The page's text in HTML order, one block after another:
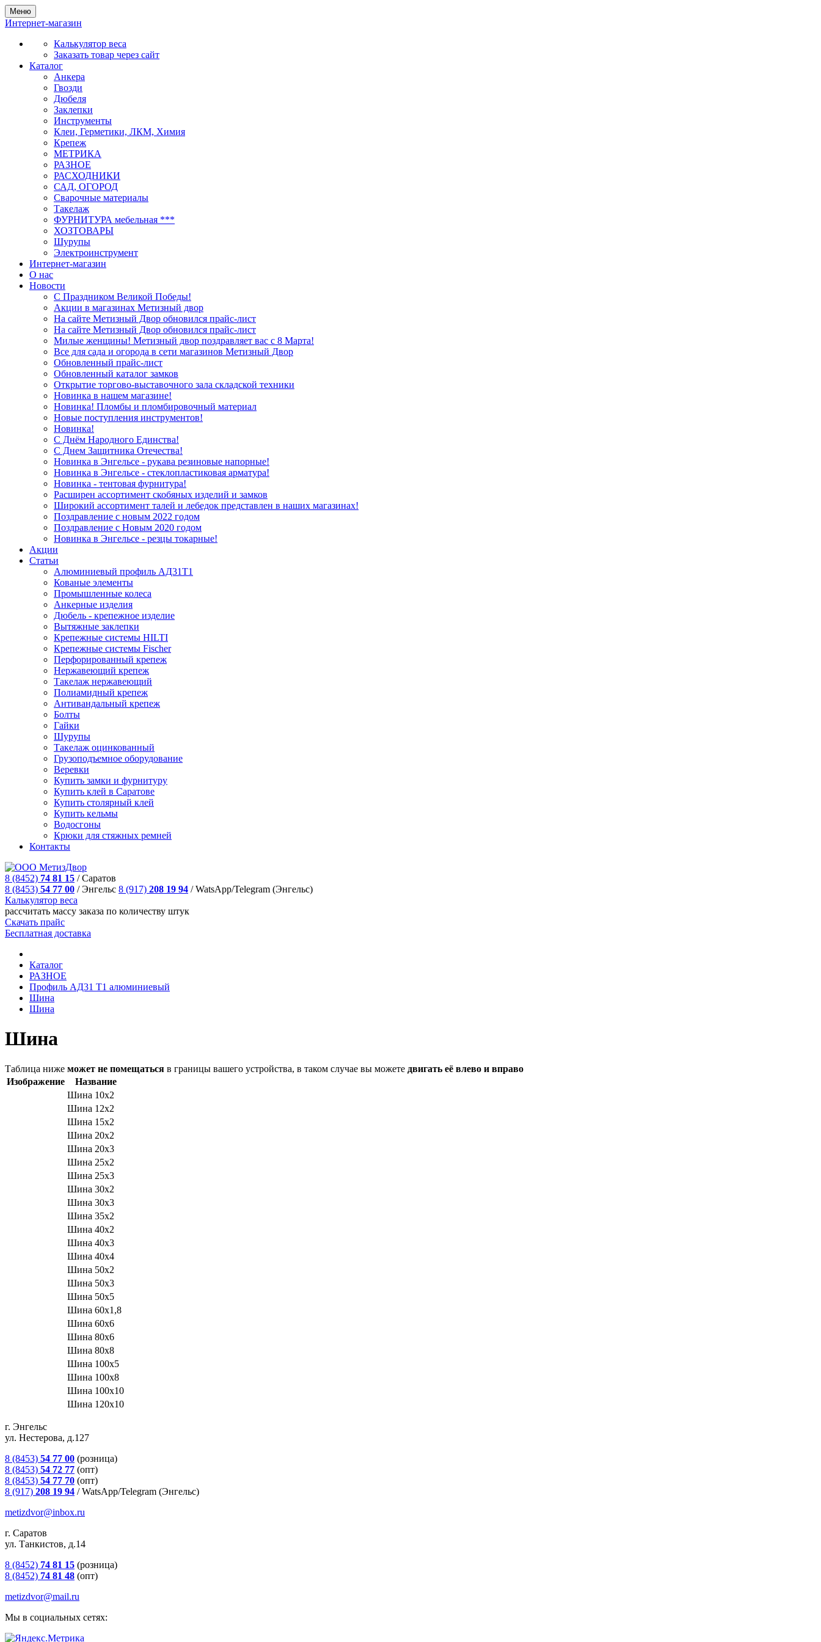
Меню
Интернет-магазин
Калькулятор веса
Заказать товар через сайт
Каталог
Анкера
Гвозди
Дюбеля
Заклепки
Инструменты
Клеи, Герметики, ЛКМ, Химия
Крепеж
МЕТРИКА
РАЗНОЕ
РАСХОДНИКИ
САД, ОГОРОД
Сварочные материалы
Такелаж
ФУРНИТУРА мебельная ***
ХОЗТОВАРЫ
Шурупы
Электроинструмент
Интернет-магазин
О нас
Новости
С Праздником Великой Победы!
Акции в магазинах Метизный двор
На сайте Метизный Двор обновился прайс-лист
На сайте Метизный Двор обновился прайс-лист
Милые женщины! Метизный двор поздравляет вас с 8 Марта!
Все для сада и огорода в сети магазинов Метизный Двор
Обновленный прайс-лист
Обновленный каталог замков
Открытие торгово-выставочного зала складской техники
Новинка в нашем магазине!
Новинка! Пломбы и пломбировочный материал
Новые поступления инструментов!
Новинка!
С Днём Народного Единства!
С Днем Защитника Отечества!
Новинка в Энгельсе - рукава резиновые напорные!
Новинка в Энгельсе - стеклопластиковая арматура!
Новинка - тентовая фурнитура!
Расширен ассортимент скобяных изделий и замков
Широкий ассортимент талей и лебедок представлен в наших магазинах!
Поздравление с новым 2022 годом
Поздравление с Новым 2020 годом
Новинка в Энгельсе - резцы токарные!
Акции
Статьи
Алюминиевый профиль АД31Т1
Кованые элементы
Промышленные колеса
Анкерные изделия
Дюбель - крепежное изделие
Вытяжные заклепки
Крепежные системы HILTI
Крепежные системы Fischer
Перфорированный крепеж
Нержавеющий крепеж
Такелаж нержавеющий
Полиамидный крепеж
Антивандальный крепеж
Болты
Гайки
Шурупы
Такелаж оцинкованный
Грузоподъемное оборудование
Веревки
Купить замки и фурнитуру
Купить клей в Саратове
Купить столярный клей
Купить кельмы
Водосгоны
Крюки для стяжных ремней
Контакты
8 (8452) 74 81 15 /Саратов
8 (8453) 54 77 00 /Энгельс 8 (917) 208 19 94 /WatsApp/Telegram (Энгельс)
Калькулятор веса
рассчитать массу заказа по количеству штук
Скачать прайс
Бесплатная доставка
Каталог
РАЗНОЕ
Профиль AД31 Т1 алюминиевый
Шина
Шина
Шина
Таблица ниже может не помещаться в границы вашего устройства, в таком случае вы можете двигать её влево и вправо
Изображение
Название
Шина 10х2
Шина 12х2
Шина 15х2
Шина 20х2
Шина 20х3
Шина 25х2
Шина 25х3
Шина 30х2
Шина 30х3
Шина 35х2
Шина 40х2
Шина 40х3
Шина 40х4
Шина 50х2
Шина 50х3
Шина 50х5
Шина 60х1,8
Шина 60х6
Шина 80х6
Шина 80х8
Шина 100х5
Шина 100х8
Шина 100х10
Шина 120х10
г. Энгельс
ул. Нестерова, д.127
8 (8453) 54 77 00 (розница)
8 (8453) 54 72 77 (опт)
8 (8453) 54 77 70 (опт)
8 (917) 208 19 94 /WatsApp/Telegram (Энгельс)
metizdvor@inbox.ru
г. Саратов
ул. Танкистов, д.14
8 (8452) 74 81 15 (розница)
8 (8452) 74 81 48 (опт)
metizdvor@mail.ru
Мы в социальных сетях: